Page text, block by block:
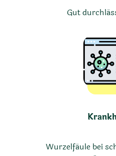
Gut
Wurzelfäule bei